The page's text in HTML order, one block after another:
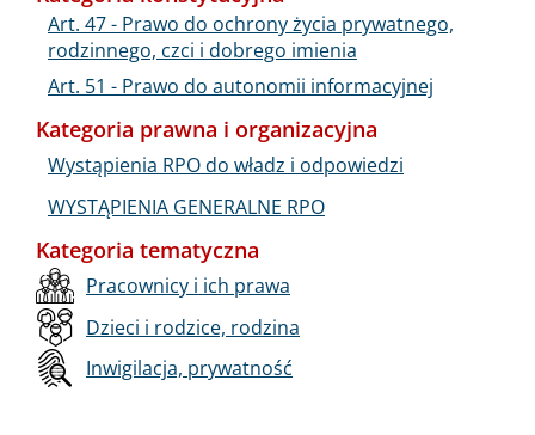
Art. 47 - Prawo do ochrony życia prywatnego,
rodzinnego, czci i dobrego imienia
Art. 51 - Prawo do autonomii informacyjnej
Kategoria prawna i organizacyjna
Wystąpienia RPO do władz i odpowiedzi
WYSTĄPIENIA GENERALNE RPO
Kategoria tematyczna
Pracownicy i ich prawa
Dzieci i rodzice, rodzina
Inwigilacja, prywatność